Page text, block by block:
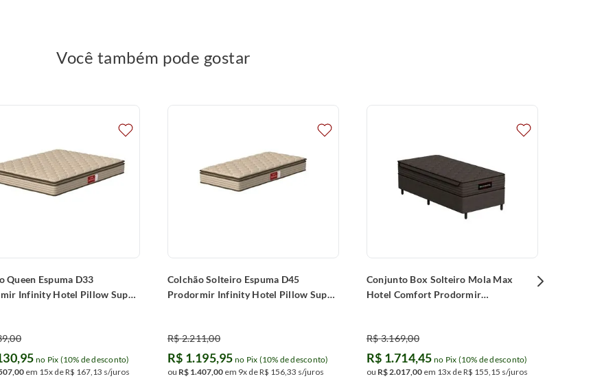
firme do Conjunto Box Prodormir
Você também pode gostar
Queen Espuma D33
Infinity Hotel Pillow Super
,00
,95 no Pix (10% de desconto)
,00em 15x deR$ 167,13 s/juros
Colchão Solteiro Espuma D45
Prodormir Infinity Hotel Pillow Super
R$2.211,00
R$ 1.195,95 no Pix (10% de desconto)
ou R$ 1.407,00em 9x deR$ 156,33 s/juros
Conjunto Box Solteiro Mola Max
Hotel Comfort Prodormir
R$3.169,00
R$ 1.714,45 no Pix (10% de desconto)
ou R$2.017,00em 13x deR$ 155,15 s/juros